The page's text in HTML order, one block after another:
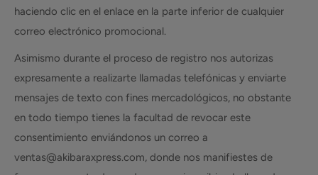
haciendo clic en el enlace en la parte inferior de cualquier
correo electrónico promocional.
Asimismo durante el proceso de registro nos autorizas
expresamente a realizarte llamadas telefónicas y enviarte
mensajes de texto con fines mercadológicos, no obstante
en todo tiempo tienes la facultad de revocar este
consentimiento enviándonos un correo a
ventas@akibaraxpress.com, donde nos manifiestes de